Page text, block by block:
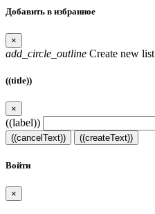
Добавить в избранное
×
add_circle_outline Create new list
((title))
×
((label))
((cancelText)) ((createText))
Войти
×